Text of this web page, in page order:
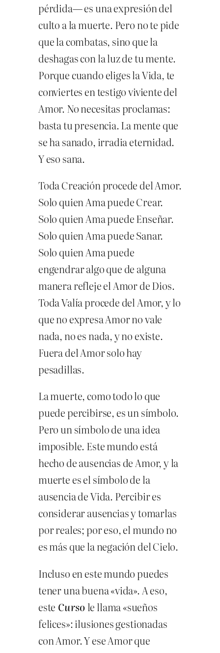
pérdida— es una expresión del
culto a la muerte. Pero no te pide
que la combatas, sino que la
deshagas con la luz de tu mente.
Porque cuando eliges la Vida, te
conviertes en testigo viviente del
Amor. No necesitas proclamas:
basta tu presencia. La mente que
se ha sanado, irradia eternidad.
Y eso sana.
Toda Creación procede del Amor.
Solo quien Ama puede Crear.
Solo quien Ama puede Enseñar.
Solo quien Ama puede Sanar.
Solo quien Ama puede
engendrar algo que de alguna
manera refleje el Amor de Dios.
Toda Valía procede del Amor, y lo
que no expresa Amor no vale
nada, no es nada, y no existe.
Fuera del Amor solo hay
pesadillas.
La muerte, como todo lo que
puede percibirse, es un símbolo.
Pero un símbolo de una idea
imposible. Este mundo está
hecho de ausencias de Amor, y la
muerte es el símbolo de la
ausencia de Vida. Percibir es
considerar ausencias y tomarlas
por reales; por eso, el mundo no
es más que la negación del Cielo.
Incluso en este mundo puedes
tener una buena «vida». A eso,
este Cursole llama «sueños
felices»: ilusiones gestionadas
con Amor. Y ese Amor que